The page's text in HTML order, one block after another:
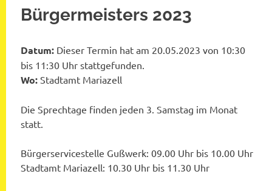
Bürgermeisters 2023
Datum: Dieser Termin hat am 20.05.2023 von 10:30
bis 11:30 Uhr stattgefunden.
Wo: Stadtamt Mariazell
Die Sprechtage finden jeden 3. Samstag im Monat
statt.
Bürgerservicestelle Gußwerk: 09.00 Uhr bis 10.00 Uhr
Stadtamt Mariazell: 10.30 Uhr bis 11.30 Uhr